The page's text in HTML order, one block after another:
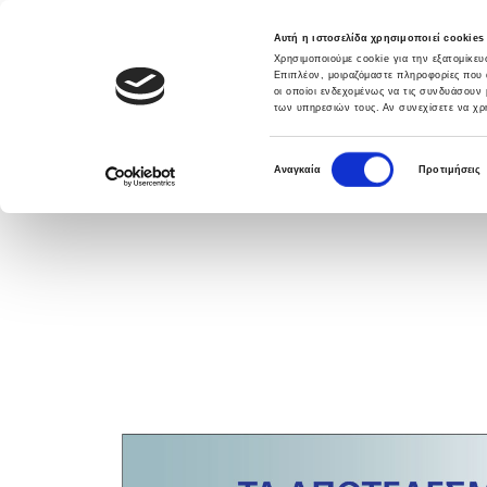
Αυτή η ιστοσελίδα χρησιμοποιεί cookies
Χρησιμοποιούμε cookie για την
Επιπλέον, μοιραζόμαστε πληροφορίες
οι οποίοι ενδεχομένως να τις
των υπηρεσιών τους. Αν συνεχίσετε να
ι
Αναγκαία Προτιμήσεις
DATABANK SOLUTIONS ΛΥΣΕΙΣ